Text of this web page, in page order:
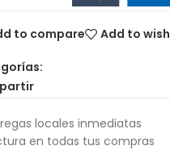
to compare
Add to
locales inmediatas
en todas tus compras